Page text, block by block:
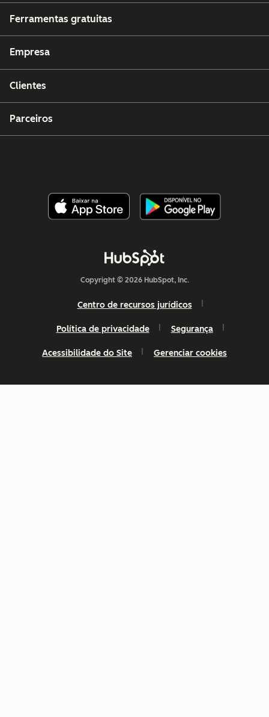
Ferramentas gratuitas
Empresa
Clientes
Parceiros
Copyright © 2026 HubSpot, Inc.
Centro de recursos jurídicos
Política de privacidade Segurança
Acessibilidade do Site Gerenciar cookies